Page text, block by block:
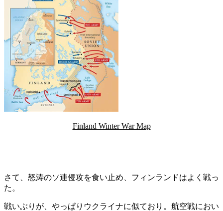
Finland Winter War Map
さて、怒涛のソ連侵攻を食い止め、フィンランドはよく戦っ
た。
戦いぶりが、やっぱりウクライナに似ており。航空戦におい